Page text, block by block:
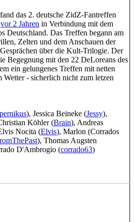
das 2. deutsche ZidZ-Fantreffen
vor 2 Jahren in Verbindung mit dem
Deutschland. Das Treffen begann am
Zelten und dem Anschauen der
über die Kult-Trilogie. Der
Begegnung mit den 22 DeLoreans des
ein gelungenes Treffen mit netten
Wetter - sicherlich nicht zum letzen
), Jessica Beineke (Jessy),
Köhler (Brain), Andreas
Nocita (Elvis), Marlon (Corrados
), Thomas Augsten
D'Ambrogio (corrado63)